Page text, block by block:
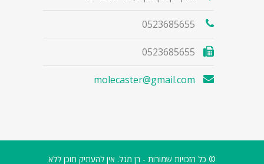
0523685655
0523685655
molecaster@gmail.com
© כל הזכויות שמורות - רן מגל. אין להעתיק תוכן ללא